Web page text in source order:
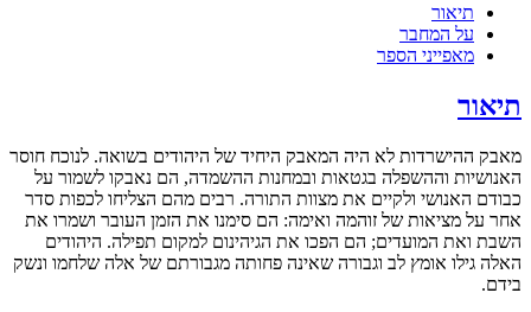
תיאור
על המחבר
מאפייני הספר
תיאור
מאבק ההישרדות לא היה המאבק היחיד של היהודים בשואה. לנוכח חוסר
האנושיות וההשפלה בגטאות ובמחנות ההשמדה, הם נאבקו לשמור על
כבודם האנושי ולקיים את מצוות התורה. רבים מהם הצליחו לכפות סדר
אחר על מציאות של זוהמה ואימה: הם סימנו את הזמן העובר ושמרו את
השבת ואת המועדים; הם הפכו את הגיהינום למקום תפילה. היהודים
האלה גילו אומץ לב וגבורה שאינה פחותה מגבורתם של אלה שלחמו ונשק
בידם.